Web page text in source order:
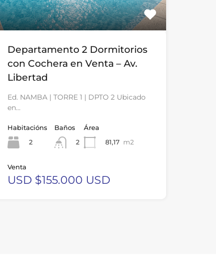
Departamento 2 Dormitorios
con Cochera en Venta – Av.
Libertad
Ed. NAMBA | TORRE 1 | DPTO 2 Ubicado
en…
Habitacións
2
Baños
2
Área
81,17 m2
Venta
USD $155.000 USD